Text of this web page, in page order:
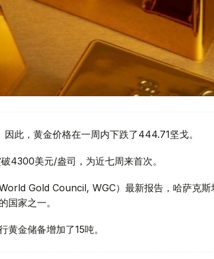
此，黄金价格在一周内下跌了444.71坚戈。
4300美元/盎司，为近七周来首次。
Gold Council, WGC）最新报告，哈萨克
国家之一。
金储备增加了15吨。